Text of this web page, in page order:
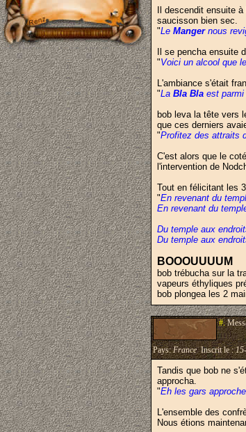
Il descendit ensuite
saucisson bien sec.
"Le Mangernous
Il se pencha ensuite
"Voici un alcool que
L'ambiance s'était
"La Bla Bla est parmi
bob leva la tête vers
que ces derniers
"Profitez des attraits
C'est alors que le coté
l'intervention de
Tout en félicitant les
"En revenant du
En revenant du
Du temple aux
Du temple aux
BOOOUUUUM
bob trébucha sur la
vapeurs éthyliques
bob plongea les 2
#.
Pays:FranceInscrit le :
Tandis que bob ne
approcha.
"Eh les gars
L'ensemble des
Nous étions